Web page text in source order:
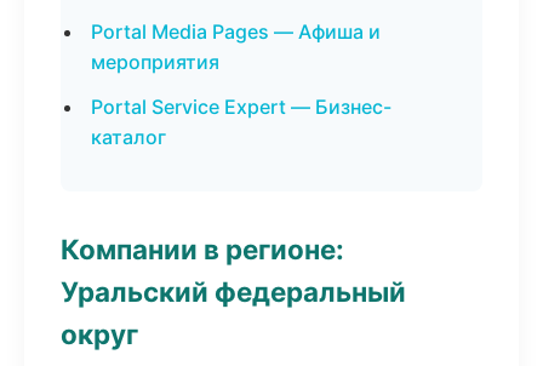
Portal Media Pages — Афиша и
мероприятия
Portal Service Expert — Бизнес-
каталог
Компании в регионе:
Уральский федеральный
округ